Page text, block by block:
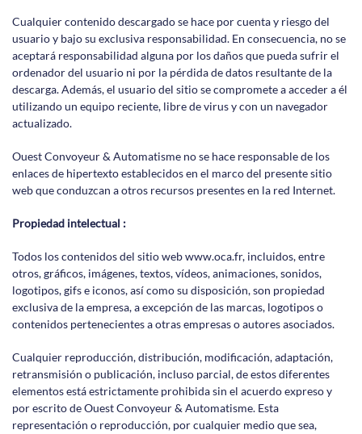
Cualquier contenido descargado se hace por cuenta y riesgo del
usuario y bajo su exclusiva responsabilidad. En consecuencia, no se
aceptará responsabilidad alguna por los daños que pueda sufrir el
ordenador del usuario ni por la pérdida de datos resultante de la
descarga. Además, el usuario del sitio se compromete a acceder a él
utilizando un equipo reciente, libre de virus y con un navegador
actualizado.
Ouest Convoyeur & Automatisme no se hace responsable de los
enlaces de hipertexto establecidos en el marco del presente sitio
web que conduzcan a otros recursos presentes en la red Internet.
Propiedad intelectual :
Todos los contenidos del sitio web www.oca.fr, incluidos, entre
otros, gráficos, imágenes, textos, vídeos, animaciones, sonidos,
logotipos, gifs e iconos, así como su disposición, son propiedad
exclusiva de la empresa, a excepción de las marcas, logotipos o
contenidos pertenecientes a otras empresas o autores asociados.
Cualquier reproducción, distribución, modificación, adaptación,
retransmisión o publicación, incluso parcial, de estos diferentes
elementos está estrictamente prohibida sin el acuerdo expreso y
por escrito de Ouest Convoyeur & Automatisme. Esta
representación o reproducción, por cualquier medio que sea,